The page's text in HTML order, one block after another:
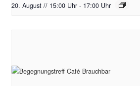
20. August // 15:00 Uhr - 17:00 Uhr